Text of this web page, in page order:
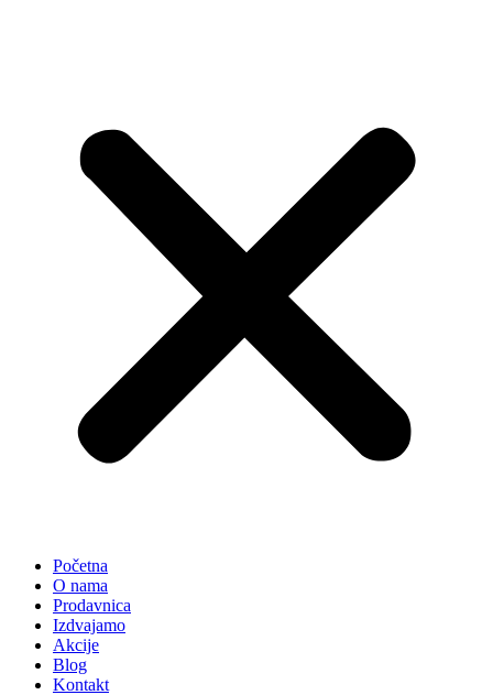
Početna
O nama
Prodavnica
Izdvajamo
Akcije
Blog
Kontakt